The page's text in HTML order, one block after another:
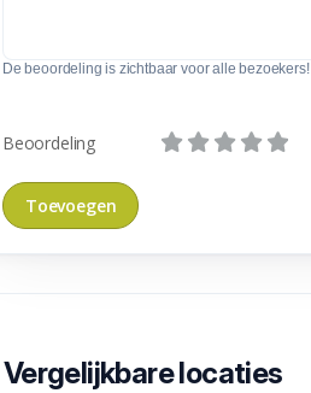
De beoordeling is zichtbaar voor alle bezoekers!
Beoordeling
Vergelijkbare locaties